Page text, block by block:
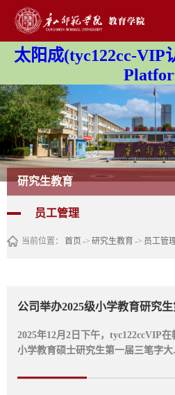
太阳成(tyc122cc-VIP
研究生教育
员工管理
当前位置： 首页 -> 研究生教育 -> 员工管
公司举办2025级小学教育研究
2025年12月2日下午，tyc122ccVIP
小学教育硕士研究生第一届三笔字大